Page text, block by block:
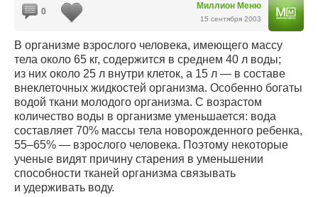
Миллион Меню
15 сентября 2003
0
В организме взрослого человека, имеющего массу
тела около 65 кг, содержится в среднем 40 л воды;
из них около 25 л внутри клеток, а 15 л — в составе
внеклеточных жидкостей организма. Особенно богаты
водой ткани молодого организма. С возрастом
количество воды в организме уменьшается: вода
составляет 70% массы тела новорожденного ребенка,
55–65% — взрослого человека. Поэтому некоторые
ученые видят причину старения в уменьшении
способности тканей организма связывать
и удерживать воду.